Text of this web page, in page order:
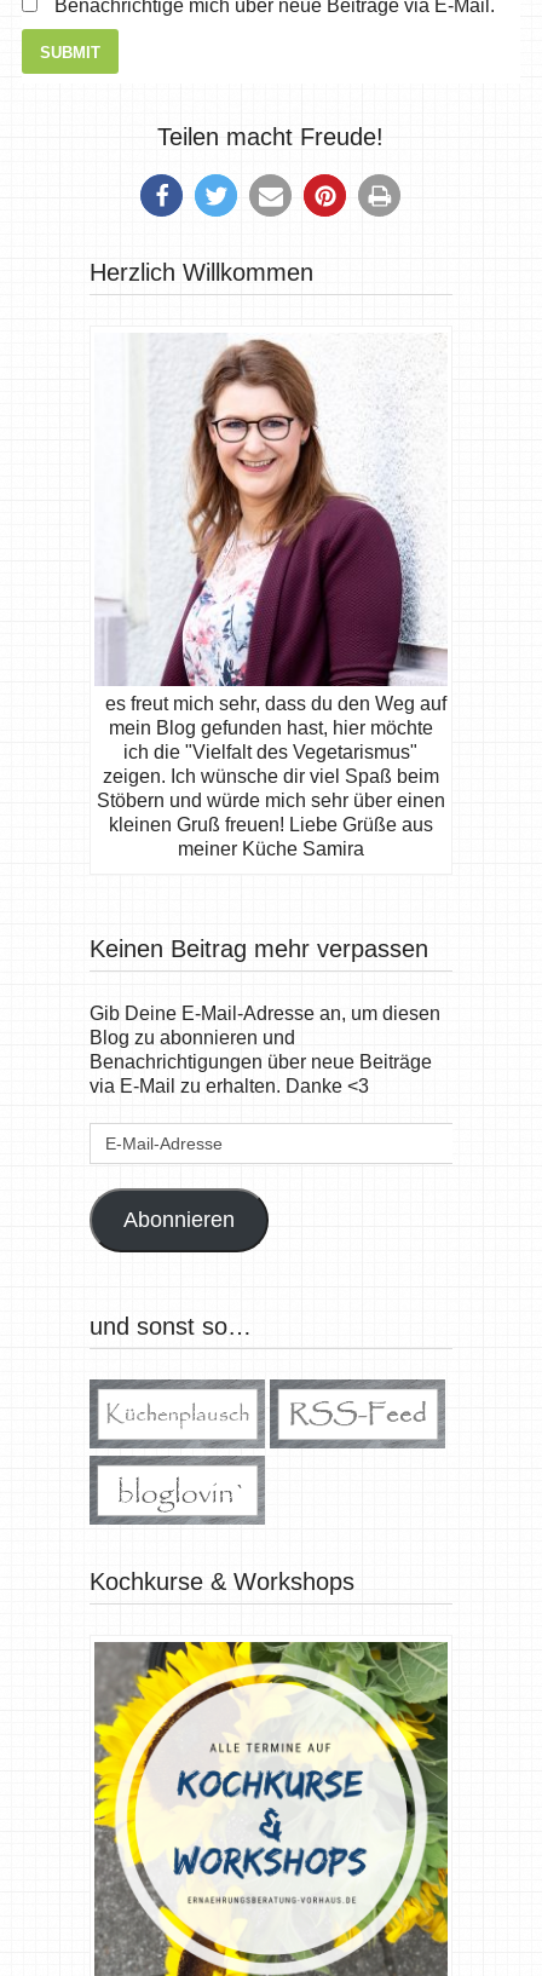
Benachrichtige mich über neue Beiträge via E-Mail.
Teilen macht Freude!
Herzlich Willkommen
es freut mich sehr, dass du den Weg auf
mein Blog gefunden hast, hier möchte
ich die "Vielfalt des Vegetarismus"
zeigen. Ich wünsche dir viel Spaß beim
Stöbern und würde mich sehr über einen
kleinen Gruß freuen! Liebe Grüße aus
meiner Küche Samira
Keinen Beitrag mehr verpassen
Gib Deine E-Mail-Adresse an, um diesen
Blog zu abonnieren und
Benachrichtigungen über neue Beiträge
via E-Mail zu erhalten. Danke <3
E-
Abonnieren
und sonst so…
Kochkurse & Workshops